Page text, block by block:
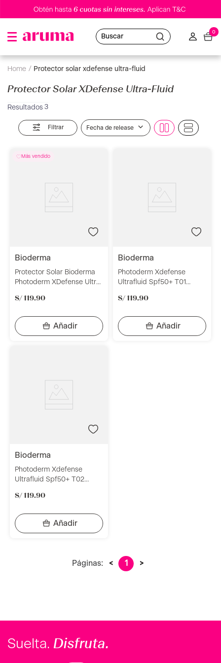
Buscar
0
protector solar xdefense ultra-fluid
Protector Solar XDefense Ultra-Fluid
3
Filtrar Fecha de release
bioderma
Protector Solar Bioderma
Photoderm XDefense Ultra-
Invisible
S/ 119.90
bioderma
Photoderm Xdefense
Ultrafluid Spf50+ T01
S/ 119.90
bioderma
Photoderm Xdefense
Ultrafluid Spf50+ T02
S/ 119.90
Páginas: < 1 >
Suelta. Disfruta.